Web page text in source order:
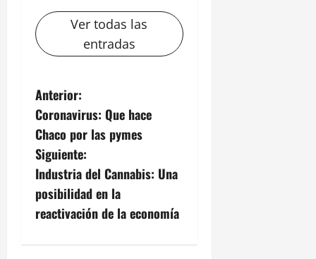
Ver todas las
entradas
N
a
v
e
g
Anterior:
Coronavirus: Que hace
Chaco por las pymes
Siguiente:
Industria del Cannabis: Una
posibilidad en la
reactivación de la economía